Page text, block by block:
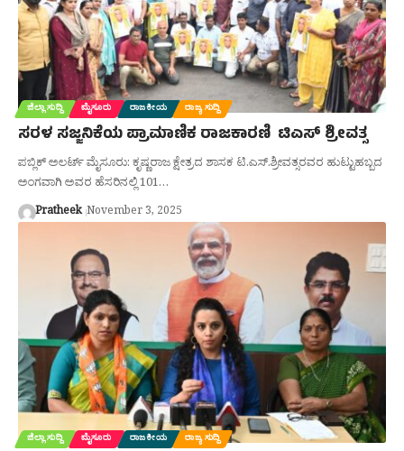
ಜಿಲ್ಲಾ ಸುದ್ದಿ ಮೈಸೂರು ರಾಜಕೀಯ ರಾಜ್ಯ ಸುದ್ದಿ
ಸರಳ ಸಜ್ಜನಿಕೆಯ ಪ್ರಾಮಾಣಿಕ ರಾಜಕಾರಣಿ ಟಿಎಸ್ ಶ್ರೀವತ್ಸ
ಪಬ್ಲಿಕ್ ಅಲರ್ಟ್ ಮೈಸೂರು: ಕೃಷ್ಣರಾಜ ಕ್ಷೇತ್ರದ ಶಾಸಕ ಟಿ.ಎಸ್.ಶ್ರೀವತ್ಸರವರ ಹುಟ್ಟುಹಬ್ಬದ
ಅಂಗವಾಗಿ ಅವರ ಹೆಸರಿನಲ್ಲಿ 101…
Pratheek November 3, 2025
ಜಿಲ್ಲಾ ಸುದ್ದಿ ಮೈಸೂರು ರಾಜಕೀಯ ರಾಜ್ಯ ಸುದ್ದಿ